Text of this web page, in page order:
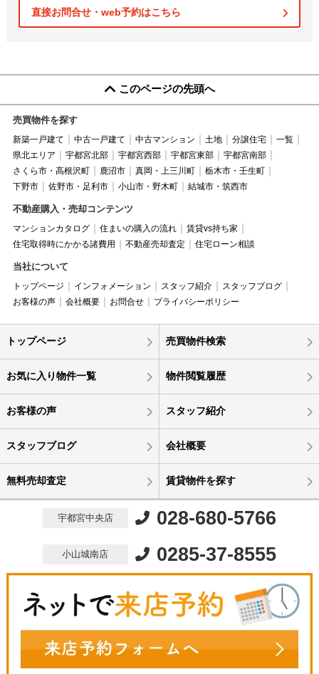
直接お問合せ・web予約はこちら
このページの先頭へ
売買物件を探す
新築一戸建て 中古一戸建て 中古マンション 土地 分譲住宅
一覧
県北エリア
宇都宮北部 宇都宮西部 宇都宮東部
宇都宮南部
さくら市・高根沢町
鹿沼市 真岡・上三川町
栃木市・壬生町
下野市
佐野市・足利市 小山市・野木町 結城市・筑西市
不動産購入・売却コンテンツ
マンションカタログ 住まいの購入の流れ
賃貸vs持ち家
住宅取得時にかかる諸費用
不動産売却査定 住宅ローン相談
当社について
トップページ インフォメーション スタッフ紹介
スタッフブログ
お客様の声
会社概要 お問合せ プライバシーポリシー
トップページ 売買物件検索
お気に入り物件一覧 物件閲覧履歴
お客様の声 スタッフ紹介
スタッフブログ 会社概要
無料売却査定 賃貸物件を探す
宇都宮中央店 028-680-5766
小山城南店 0285-37-8555